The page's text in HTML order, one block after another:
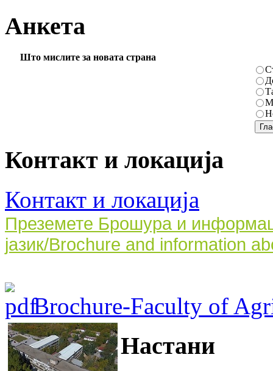
Анкета
Што мислите за новата страна
Контакт и локација
Контакт и локација
Преземете Брошура и
јазик/Brochure and information
Brochure-Faculty of
Настани